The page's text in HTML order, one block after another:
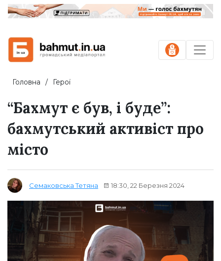
Головна Герої
“Бахмут є був, і буде”:
бахмутський активіст про
місто
Семаковська Тетяна 18:30, 22 Березня 2024